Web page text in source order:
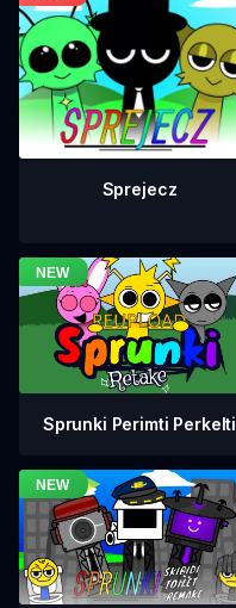
Sprejecz
Sprunki Perimti Perkelti